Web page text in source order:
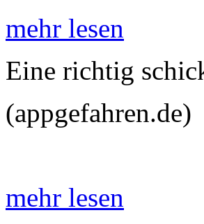
mehr lesen
Eine richtig
(appgefahren.de)
mehr lesen